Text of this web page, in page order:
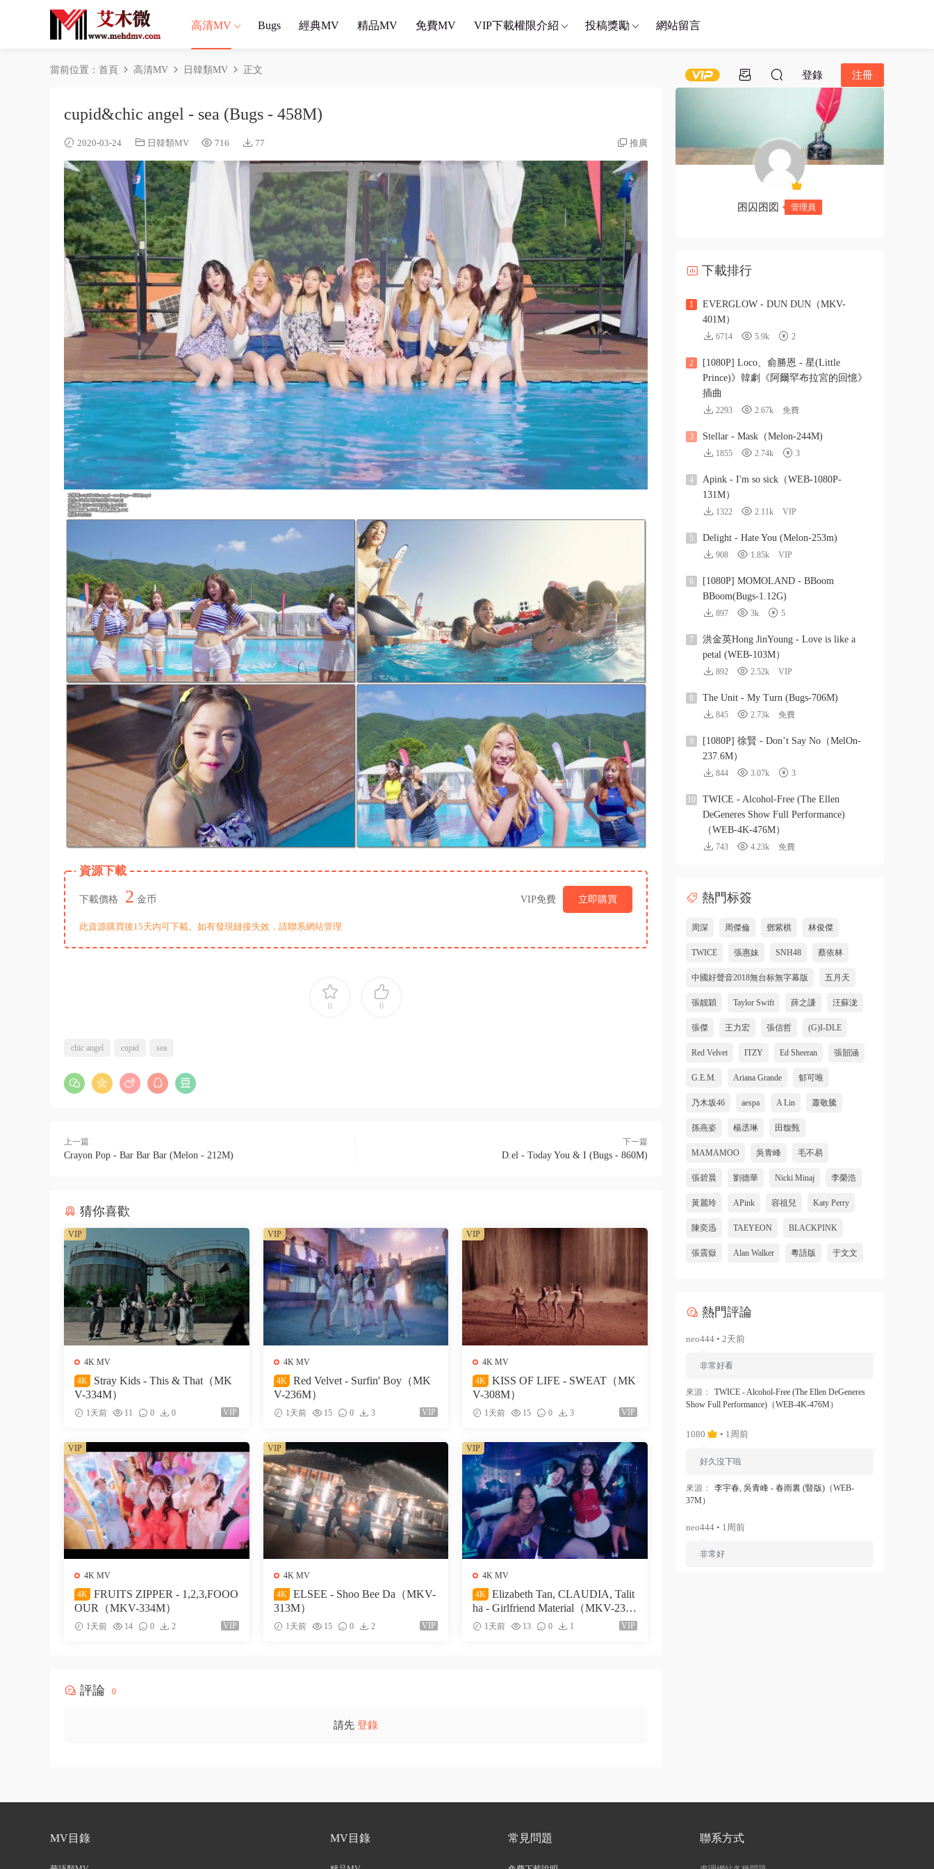
高清MV Bugs 經典MV 精品MV 免費MV VIP下載權限介紹 投稿獎勵 網站留言
登錄 注冊
當前位置： 首頁 高清MV 日韓類MV 正文
cupid&chic angel - sea (Bugs - 458M)
2020-03-24 日韓類MV 716 77 推廣
資源下載
下載價格 2 金币 VIP免費 立即購買
此資源購買後15天内可下載。如有發現鏈接失效，請聯系網站管理
0 0
chic angel cupid sea
上一篇
Crayon Pop - Bar Bar Bar (Melon - 212M)
下一篇
D.el - Today You & I (Bugs - 860M)
猜你喜歡
4K MV
4K
Stray Kids - This & That（MK
V-334M）
1天前 11 0 0 VIP
VIP
4K MV
4K
Red Velvet - Surfin' Boy（MK
V-236M）
1天前 15 0 3 VIP
VIP
4K MV
4K
KISS OF LIFE - SWEAT（MK
V-308M）
1天前 15 0 3 VIP
VIP
4K MV
4K
FRUITS ZIPPER - 1,2,3,FOOO
OUR（MKV-334M）
1天前 14 0 2 VIP
VIP
4K MV
4K
ELSEE - Shoo Bee Da（MKV-
313M）
1天前 15 0 2 VIP
VIP
4K MV
4K
Elizabeth Tan, CLAUDIA, Talit
ha - Girlfriend Material（MKV-236
M）1天前 13 0 1 VIP
VIP
評論 0
請先 登錄
囨囚囨図 管理員
下載排行
1
EVERGLOW - DUN DUN（MKV-
401M）
6714 5.9k 2
2
[1080P] Loco、俞勝恩 - 星(Little
Prince)》韓劇《阿爾罕布拉宮的回憶》
插曲
2293 2.67k 免費
3 Stellar - Mask（Melon-244M)
1855 2.74k 3
4
Apink - I'm so sick（WEB-1080P-
131M）
1322 2.11k VIP
5 Delight - Hate You (Melon-253m)
908 1.85k VIP
6
[1080P] MOMOLAND - BBoom
BBoom(Bugs-1.12G)
897 3k 5
7
洪金英Hong JinYoung - Love is like a
petal (WEB-103M）
892 2.52k VIP
8 The Unit - My Turn (Bugs-706M)
845 2.73k 免費
9
[1080P] 徐賢 - Don’t Say No（MelOn-
237.6M）
844 3.07k 3
10
TWICE - Alcohol-Free (The Ellen
DeGeneres Show Full Performance)
（WEB-4K-476M）
743 4.23k 免費
熱門标簽
周深 周傑倫 鄧紫棋 林俊傑
TWICE 張惠妹 SNH48 蔡依林
中國好聲音2018無台标無字幕版 五月天
張靓穎 Taylor Swift 薛之謙 汪蘇泷
張傑 王力宏 張信哲 (G)I-DLE
Red Velvet ITZY Ed Sheeran 張韶涵
G.E.M. Ariana Grande 郁可唯
乃木坂46 aespa A Lin 蕭敬騰
孫燕姿 楊丞琳 田馥甄
MAMAMOO 吳青峰 毛不易
張碧晨 劉德華 Nicki Minaj 李榮浩
黃麗玲 APink 容祖兒 Katy Perry
陳奕迅 TAEYEON BLACKPINK
張震嶽 Alan Walker 粵語版 于文文
熱門評論
neo444 • 2天前
非常好看
來源：
TWICE - Alcohol-Free (The Ellen DeGeneres
Show Full Performance)（WEB-4K-476M）
1080 • 1周前
好久沒下啦
來源：
李宇春, 吳青峰 - 春雨裏 (豎版)（WEB-
37M）
neo444 • 1周前
非常好
來源： 留言闆
z3370705 • 2周前
MV目錄 MV目錄 常見問題 聯系方式